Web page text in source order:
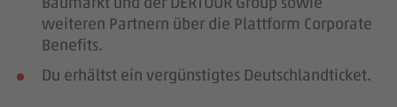
weiteren Partnern über die Plattform Corporate
Benefits.
Du erhältst ein vergünstigtes Deutschlandticket.